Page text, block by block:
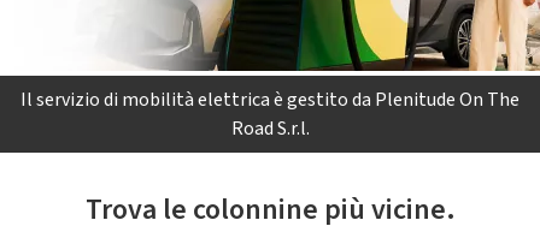
Il servizio di mobilità elettrica è gestito da Plenitude On The
Road S.r.l.
Trova le colonnine più vicine.